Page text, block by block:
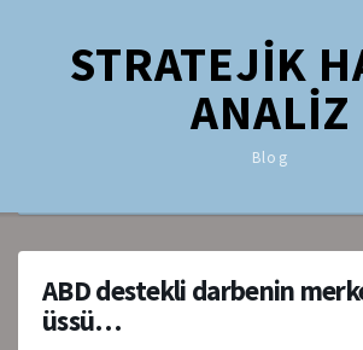
STRATEJİK
ANALİZ
Blog
ABD destekli darbenin
üssü…